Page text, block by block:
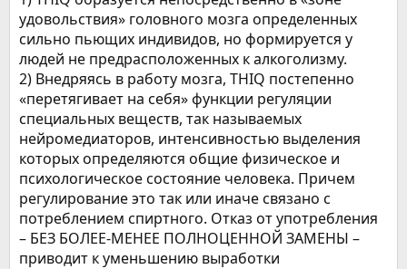
удовольствия» головного мозга определенных
сильно пьющих индивидов, но формируется у
людей не предрасположенных к алкоголизму.
2) Внедряясь в работу мозга, THIQ постепенно
«перетягивает на себя» функции регуляции
специальных веществ, так называемых
нейромедиаторов, интенсивностью выделения
которых определяются общие физическое и
психологическое состояние человека. Причем
регулирование это так или иначе связано с
потреблением спиртного. Отказ от употребления
– БЕЗ БОЛЕЕ-МЕНЕЕ ПОЛНОЦЕННОЙ ЗАМЕНЫ –
приводит к уменьшению выработки